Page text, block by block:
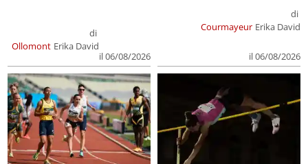
Ollomont
di
Erika David
il 06/08/2026
Courmayeur
di
Erika David
il 06/08/2026